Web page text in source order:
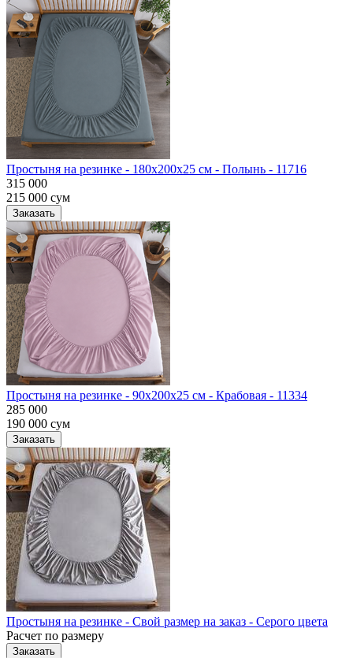
Простыня на резинке - 180x200x25 cм - Полынь - 11716
315 000
215 000 сум
Заказать
Простыня на резинке - 90x200x25 cм - Крабовая - 11334
285 000
190 000 сум
Заказать
Простыня на резинке - Свой размер на заказ - Серого цвета
Расчет по размеру
Заказать